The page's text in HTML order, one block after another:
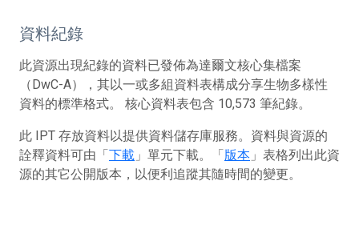
資料紀錄
此資源出現紀錄的資料已發佈為達爾文核心集檔案
（DwC-A），其以一或多組資料表構成分享生物多樣性
資料的標準格式。 核心資料表包含 10,573 筆紀錄。
此 IPT 存放資料以提供資料儲存庫服務。資料與資源的
詮釋資料可由「下載 」單元下載。「版本 」表格列出此資
源的其它公開版本，以便利追蹤其隨時間的變更。